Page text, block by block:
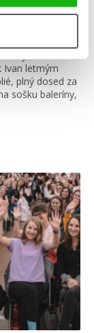
Ivan letmým
plný dosed za
sošku baleríny,